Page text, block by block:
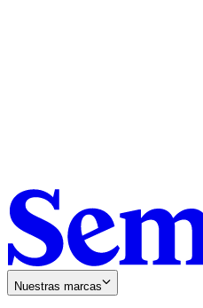
Nuestras marcas